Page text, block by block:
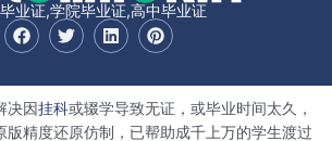
业证,学院毕业证,高中毕业证
F
a
o
o
T
w
t
e
r
L
i
d
i
P
i
r
e
决因挂科或辍学导致无证，或毕业时间太久，
版精度还原仿制，已帮助成千上万的学生渡过